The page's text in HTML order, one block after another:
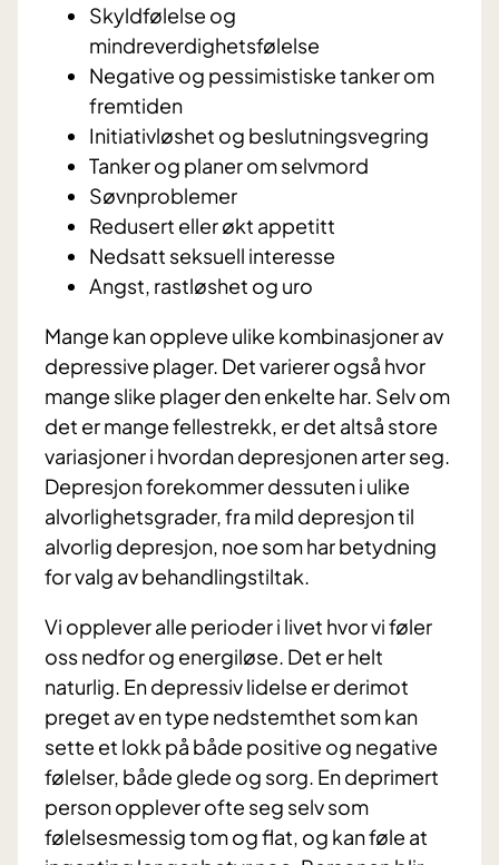
Skyldfølelse og
mindreverdighetsfølelse
Negative og pessimistiske tanker om
fremtiden
Initiativløshet og beslutningsvegring
Tanker og planer om selvmord
Søvnproblemer
Redusert eller økt appetitt
Nedsatt seksuell interesse
Angst, rastløshet og uro
Mange kan oppleve ulike kombinasjoner av
depressive plager. Det varierer også hvor
mange slike plager den enkelte har. Selv om
det er mange fellestrekk, er det altså store
variasjoner i hvordan depresjonen arter seg.
Depresjon forekommer dessuten i ulike
alvorlighetsgrader, fra mild depresjon til
alvorlig depresjon, noe som har betydning
for valg av behandlingstiltak.
Vi opplever alle perioder i livet hvor vi føler
oss nedfor og energiløse. Det er helt
naturlig. En depressiv lidelse er derimot
preget av en type nedstemthet som kan
sette et lokk på både positive og negative
følelser, både glede og sorg. En deprimert
person opplever ofte seg selv som
følelsesmessig tom og flat, og kan føle at